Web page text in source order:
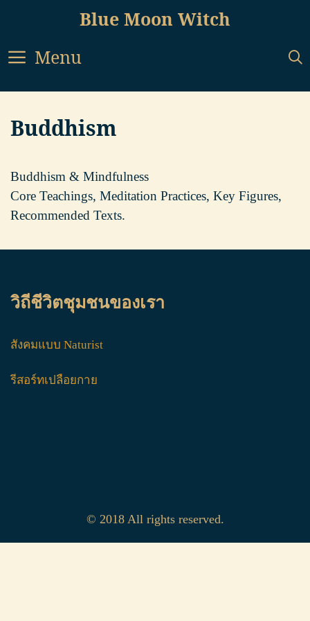
content
Blue Moon Witch
Menu
Buddhism
Buddhism & Mindfulness
Core Teachings, Meditation Practices, Key Figures,
Recommended Texts.
วิถีชีวิตชุมชนของเรา
สังคมแบบ Naturist
รีสอร์ทเปลือยกาย
© 2018 All rights reserved.